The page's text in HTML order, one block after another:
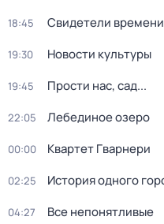
18:45 Свидетели времени
19:30 Новости культуры
19:45 Прости нас, сад...
22:05 Лебединое озеро
00:00 Квартет Гварнери
02:25 История одного
04:27 Все непонятливые